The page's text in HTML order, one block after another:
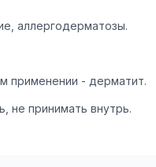
аллергодерматозы.
применении - дерматит.
не принимать внутрь.